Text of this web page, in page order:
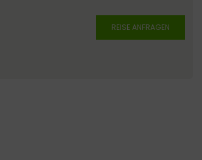
REISE ANFRAGEN